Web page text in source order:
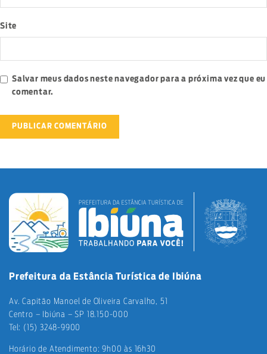
Site
Salvar meus dados neste navegador para a próxima vez que eu
comentar.
Prefeitura da Estância Turística de Ibiúna
Av. Capitão Manoel de Oliveira Carvalho, 51
Centro – Ibiúna – SP 18.150-000
Tel: (15) 3248-9900
Horário de Atendimento: 9h00 às 16h30